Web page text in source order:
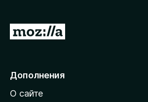
П
е
й
т
Дополнения
О сайте